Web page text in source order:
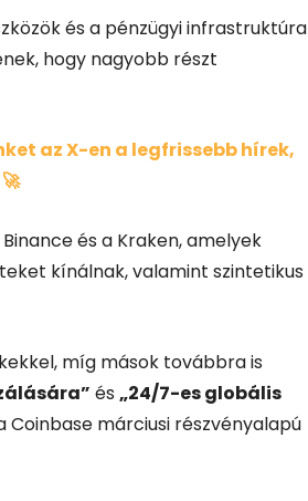
és a pénzügyi infrastruktúra
hogy nagyobb részt
az X-en a legfrissebb hírek,
és a Kraken, amelyek
kínálnak, valamint szintetikus
míg mások továbbra is
és „24/7-es globális
márciusi részvényalapú